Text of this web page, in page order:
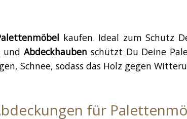
kaufen. Ideal zum Schutz
undAbdeckhauben schützt Du Deine
Schnee, sodass das Holz gegen
für